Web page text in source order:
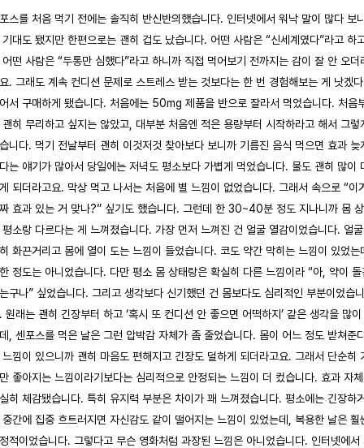
스를 처음 먹기 전에는 솔직히 반신반의했습니다. 인터넷에서 워낙 말이 많다 보니
대도 됐지만 한편으로는 괜히 겁도 났습니다. 어떤 사람은 “신세계였다”라고 하
어떤 사람은 “두통만 심했다”라고 하니까 직접 먹어보기 전까지는 감이 잘 안 오더
. 그래도 계속 컨디션 문제로 스트레스 받는 것보다는 한 번 경험해보는 게 낫겠다
서 구매하게 됐습니다. 처음에는 50mg 제품을 반으로 잘라서 먹었습니다. 처음
괜히 무리하고 싶지는 않았고, 대부분 처음엔 적은 용량부터 시작하라고 해서 그렇
니다. 먹기 전날부터 괜히 이것저것 찾아보다 보니까 기름진 음식 먹으면 효과 늦
는 얘기가 많아서 당일에는 저녁도 평소보다 가볍게 먹었습니다. 물도 괜히 많이
되더라고요. 막상 먹고 나서는 처음에 별 느낌이 없었습니다. 그래서 속으로 “이
효과 있는 거 맞나?” 싶기도 했습니다. 그런데 한 30~40분 정도 지나니까 몸
소랑 다르다는 게 느껴졌습니다. 가장 먼저 느껴진 건 얼굴 열감이었습니다. 얼굴
화끈거리고 몸에 열이 도는 느낌이 들었습니다. 코도 약간 막히는 느낌이 있었는
정도는 아니었습니다. 다만 평소 몸 상태랑은 확실히 다른 느낌이라 “아, 약이 돌
구나” 싶었습니다. 그리고 생각보다 신기했던 건 몸보다도 심리적인 부분이었습니
원래는 괜히 긴장부터 하고 ‘혹시 또 컨디션 안 좋으면 어떡하지’ 같은 생각을 많
, 센포스를 먹은 날은 그런 압박감 자체가 좀 줄었습니다. 몸이 어느 정도 받쳐준
낌이 있으니까 괜히 마음도 편해지고 긴장도 덜하게 되더라고요. 그래서 단순히
좋아지는 느낌이라기보다는 심리적으로 안정되는 느낌이 더 컸습니다. 효과 자
히 체감됐습니다. 특히 유지력 부분은 차이가 꽤 느껴졌습니다. 평소에는 긴장하거
중간에 집중 흐트러지면 자신감도 같이 떨어지는 느낌이 있었는데, 복용한 날은 훨
적이었습니다. 그렇다고 무슨 영화처럼 과장된 느낌은 아니었습니다. 인터넷에서